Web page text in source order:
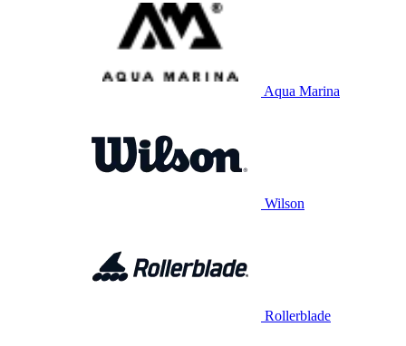
Aqua Marina
Wilson
Rollerblade